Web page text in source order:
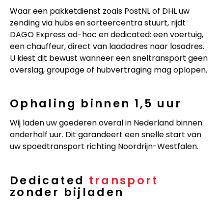
Waar een pakketdienst zoals PostNL of DHL uw
zending via hubs en sorteercentra stuurt, rijdt
DAGO Express ad-hoc en dedicated: een voertuig,
een chauffeur, direct van laadadres naar losadres.
U kiest dit bewust wanneer een sneltransport geen
overslag, groupage of hubvertraging mag oplopen.
Ophaling binnen 1,5 uur
Wij laden uw goederen overal in Nederland binnen
anderhalf uur. Dit garandeert een snelle start van
uw spoedtransport richting Noordrijn-Westfalen.
Dedicated transport
zonder bijladen